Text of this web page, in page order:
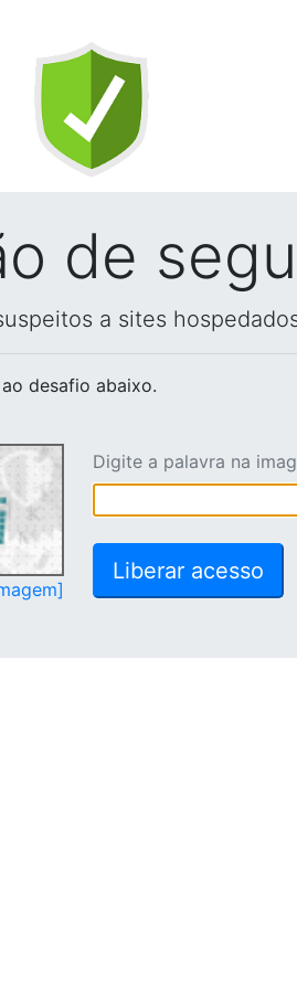
de
a sites
desafio abaixo.
Digite a palavra na